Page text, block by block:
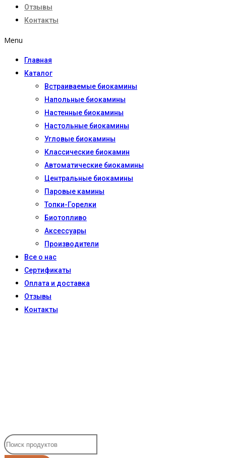
Отзывы
Контакты
Menu
Главная
Каталог
Встраиваемые биокамины
Напольные биокамины
Настенные биокамины
Настoльные биокамины
Угловые биокамины
Классические биокамин
Автоматические биокамины
Центральные биокамины
Паровые камины
Топки-Горелки
Биотопливо
Аксессуары
Производители
Все о нас
Сертификаты
Оплата и доставка
Отзывы
Контакты